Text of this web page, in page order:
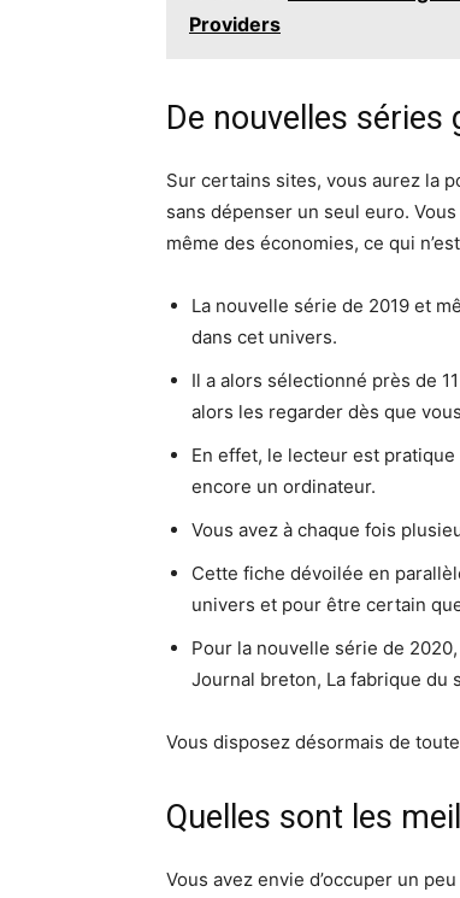
Providers
De nouvelles
Sur certains sites, vous aurez la
sans dépenser un seul euro.
même des économies, ce qui
La nouvelle série de 2019 et
dans cet univers.
Il a alors sélectionné près de
alors les regarder dès que
En effet, le lecteur est
encore un ordinateur.
Vous avez à chaque fois
Cette fiche dévoilée en
univers et pour être certain
Pour la nouvelle série de
Journal breton, La fabrique du
Vous disposez désormais de
Quelles sont les
Vous avez envie d’occuper un